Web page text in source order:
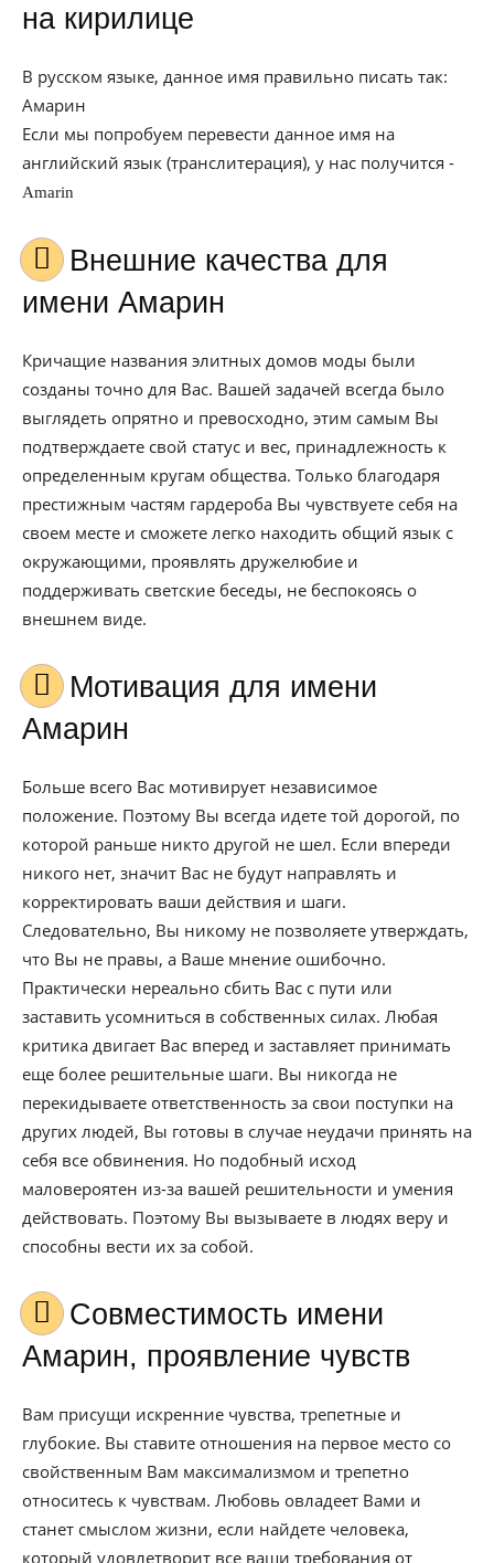
на кирилице
В русском языке, данное имя правильно писать так:
Амарин
Если мы попробуем перевести данное имя на
английский язык (транслитерация), у нас получится -
Amarin
Внешние качества для
имени Амарин
Кричащие названия элитных домов моды были
созданы точно для Вас. Вашей задачей всегда было
выглядеть опрятно и превосходно, этим самым Вы
подтверждаете свой статус и вес, принадлежность к
определенным кругам общества. Только благодаря
престижным частям гардероба Вы чувствуете себя на
своем месте и сможете легко находить общий язык с
окружающими, проявлять дружелюбие и
поддерживать светские беседы, не беспокоясь о
внешнем виде.
Мотивация для имени
Амарин
Больше всего Вас мотивирует независимое
положение. Поэтому Вы всегда идете той дорогой, по
которой раньше никто другой не шел. Если впереди
никого нет, значит Вас не будут направлять и
корректировать ваши действия и шаги.
Следовательно, Вы никому не позволяете утверждать,
что Вы не правы, а Ваше мнение ошибочно.
Практически нереально сбить Вас с пути или
заставить усомниться в собственных силах. Любая
критика двигает Вас вперед и заставляет принимать
еще более решительные шаги. Вы никогда не
перекидываете ответственность за свои поступки на
других людей, Вы готовы в случае неудачи принять на
себя все обвинения. Но подобный исход
маловероятен из-за вашей решительности и умения
действовать. Поэтому Вы вызываете в людях веру и
способны вести их за собой.
Совместимость имени
Амарин, проявление чувств
Вам присущи искренние чувства, трепетные и
глубокие. Вы ставите отношения на первое место со
свойственным Вам максимализмом и трепетно
относитесь к чувствам. Любовь овладеет Вами и
станет смыслом жизни, если найдете человека,
который удовлетворит все ваши требования от